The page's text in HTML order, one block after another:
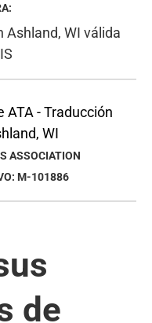
ASSOCIATION
M-101886
de